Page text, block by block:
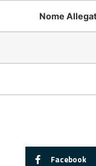
Nome
Facebook